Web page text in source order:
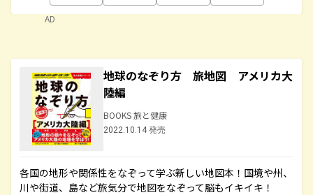
AD
地球のなぞり方 旅地図 アメリカ大
陸編
BOOKS 旅と健康
2022.10.14 発売
各国の地形や関係性をなぞって学ぶ新しい地図本！国境や州、
川や街道、島など旅気分で地図をなぞって脳もイキイキ！